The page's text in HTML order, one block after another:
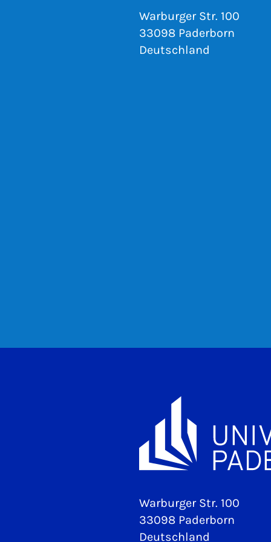
Warburger Str. 100
33098 Paderborn
Deutschland
Warburger Str. 100
33098 Paderborn
Deutschland